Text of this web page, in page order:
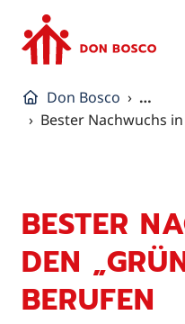
Don Bosco
…
Bester Nachwuchs
BESTER
DEN
BERUFEN